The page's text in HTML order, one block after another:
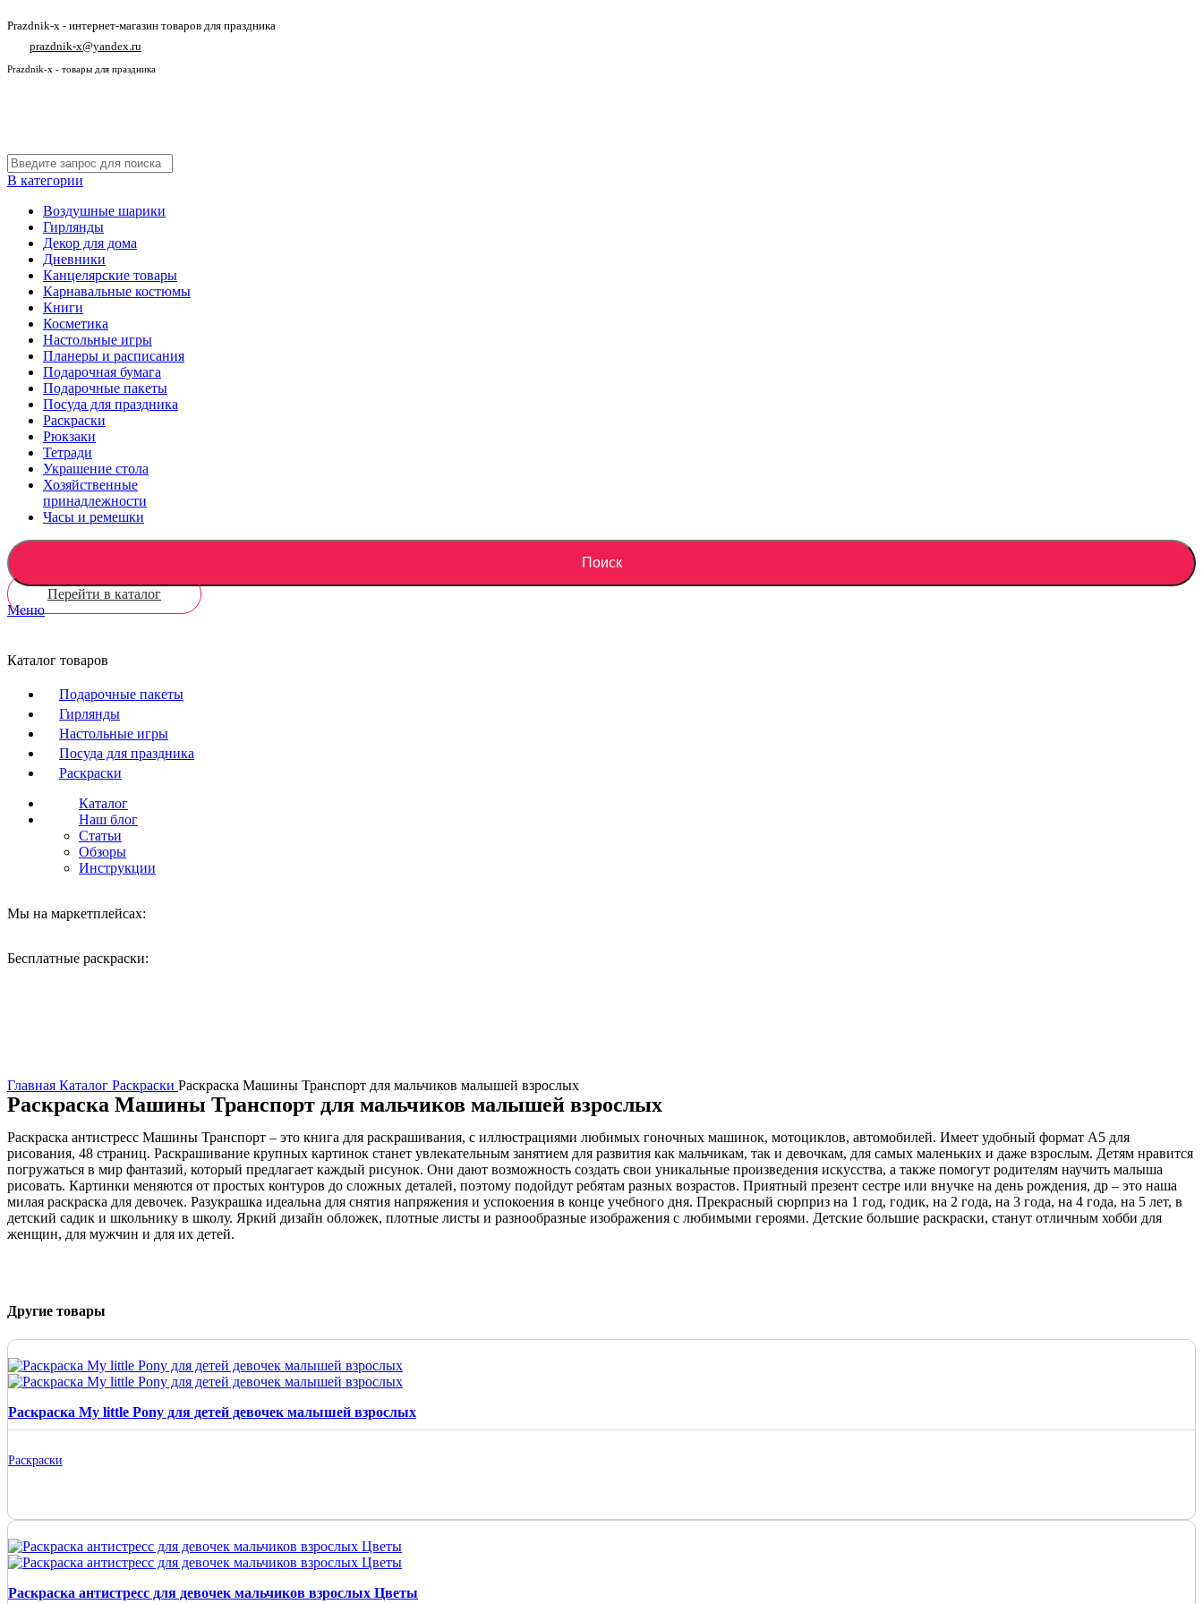
Prazdnik-x - интернет-магазин товаров для праздника
prazdnik-x@yandex.ru
Prazdnik-x - товары для праздника
В категории
Воздушные шарики
Гирлянды
Декор для дома
Дневники
Канцелярские товары
Карнавальные костюмы
Книги
Косметика
Настольные игры
Планеры и расписания
Подарочная бумага
Подарочные пакеты
Посуда для праздника
Раскраски
Рюкзаки
Тетради
Украшение стола
Хозяйственные
принадлежности
Часы и ремешки
Поиск
Перейти в каталог
Меню
Каталог товаров
Подарочные пакеты
Гирлянды
Настольные игры
Посуда для праздника
Раскраски
Каталог
Наш блог
Статьи
Обзоры
Инструкции
Мы на маркетплейсах:
Бесплатные раскраски:
Главная Каталог Раскраски Раскраска Машины Транспорт для мальчиков малышей взрослых
Раскраска Машины Транспорт для мальчиков малышей взрослых
Раскраска антистресс Машины Транспорт – это книга для раскрашивания, с иллюстрациями любимых гоночных машинок, мотоциклов, автомобилей. Имеет удобный формат А5 для
рисования, 48 страниц. Раскрашивание крупных картинок станет увлекательным занятием для развития как мальчикам, так и девочкам, для самых маленьких и даже взрослым. Детям нравится
погружаться в мир фантазий, который предлагает каждый рисунок. Они дают возможность создать свои уникальные произведения искусства, а также помогут родителям научить малыша
рисовать. Картинки меняются от простых контуров до сложных деталей, поэтому подойдут ребятам разных возрастов. Приятный презент сестре или внучке на день рождения, др – это наша
милая раскраска для девочек. Разукрашка идеальна для снятия напряжения и успокоения в конце учебного дня. Прекрасный сюрприз на 1 год, годик, на 2 года, на 3 года, на 4 года, на 5 лет, в
детский садик и школьнику в школу. Яркий дизайн обложек, плотные листы и разнообразные изображения с любимыми героями. Детские большие раскраски, станут отличным хобби для
женщин, для мужчин и для их детей.
Другие товары
Раскраска My little Pony для детей девочек малышей взрослых
Раскраски
Раскраска антистресс для девочек мальчиков взрослых Цветы